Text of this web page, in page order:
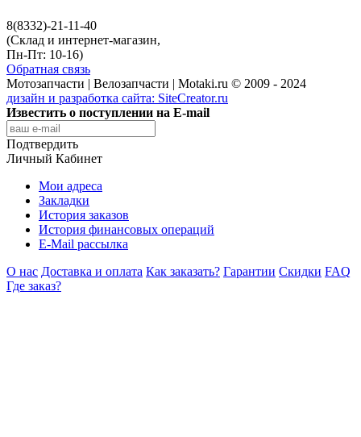
8(8332)-21-11-40
(Склад и интернет-магазин,
Пн-Пт: 10-16)
Обратная связь
Мотозапчасти | Велозапчасти | Motaki.ru © 2009 - 2024
дизайн и разработка сайта: SiteCreator.ru
Известить о поступлении на E-mail
Подтвердить
Личный Кабинет
Мои адреса
Закладки
История заказов
История финансовых операций
E-Mail рассылка
О нас Доставка и оплата Как заказать? Гарантии Скидки FAQ
Где заказ?